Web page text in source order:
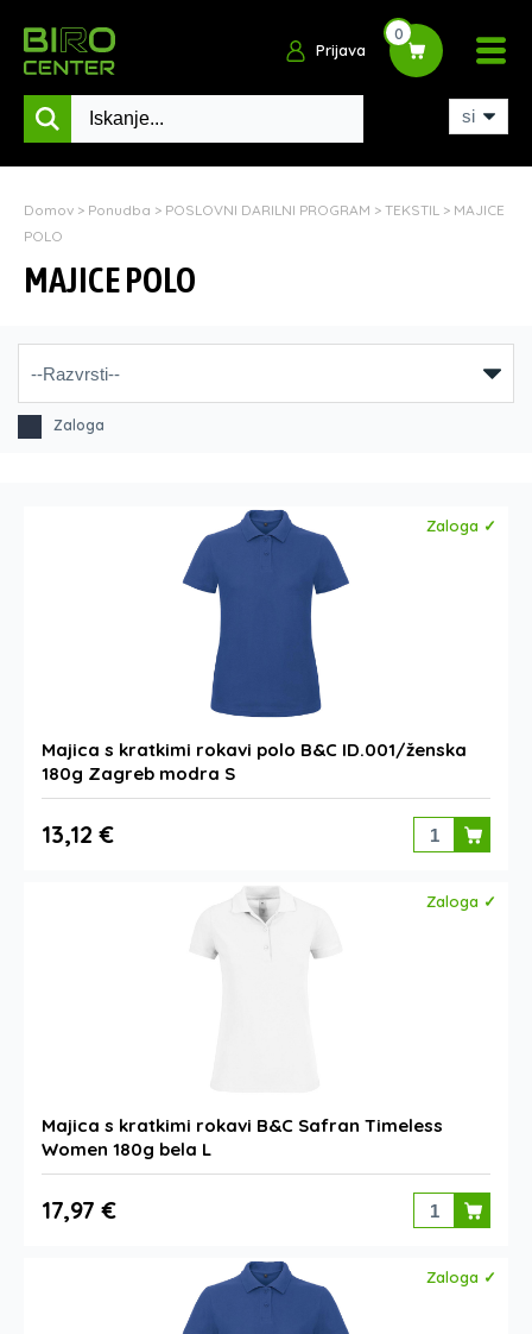
Prijava
0
Domov > Ponudba > POSLOVNI DARILNI PROGRAM > TEKSTIL > MAJICE
POLO
MAJICE POLO
Zaloga
Zaloga ✓
Majica s kratkimi rokavi polo B&C ID.001/ženska
180g Zagreb modra S
13,12 €
Zaloga ✓
Majica s kratkimi rokavi B&C Safran Timeless
Women 180g bela L
17,97 €
Zaloga ✓